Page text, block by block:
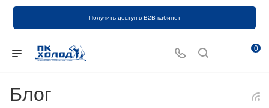
Получить доступ в B2B кабинет
0
Блог